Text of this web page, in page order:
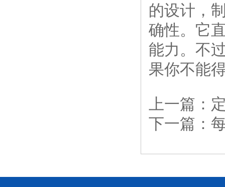
的设计，
确性。它
能力。不
果你不能
上一篇：
下一篇：